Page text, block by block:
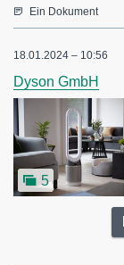
Ein Dokument
18.01.2024 – 10:56
Dyson GmbH
5